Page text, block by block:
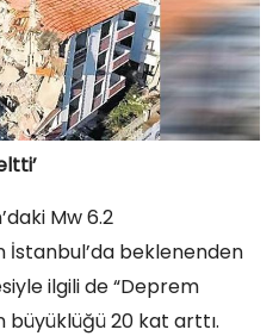
Mw 6.2
İstanbul’da beklenenden
ilgili de “Deprem
büyüklüğü 20 kat arttı.